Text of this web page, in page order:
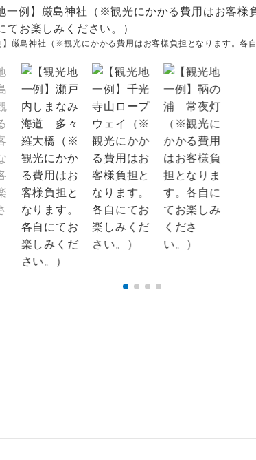
】厳島神社（※観光にかかる費用はお客様負担となります。各